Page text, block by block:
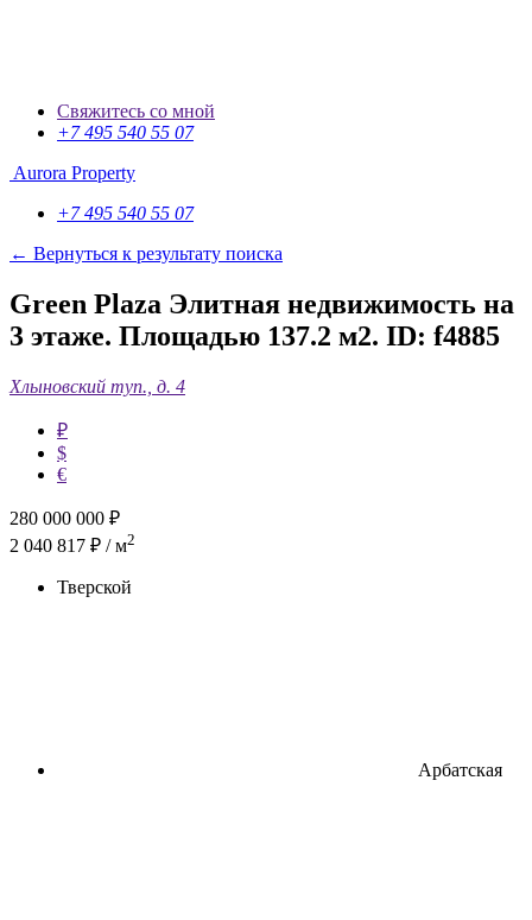
Свяжитесь со мной
+7 495 540 55 07
Aurora Property
+7 495 540 55 07
← Вернуться к результату поиска
Green Plaza Элитная недвижимость на
3 этаже. Площадью 137.2 м2. ID: f4885
Хлыновский туп., д. 4
₽
$
€
280 000 000 ₽
2 040 817 ₽ / м2
Тверской
Арбатская